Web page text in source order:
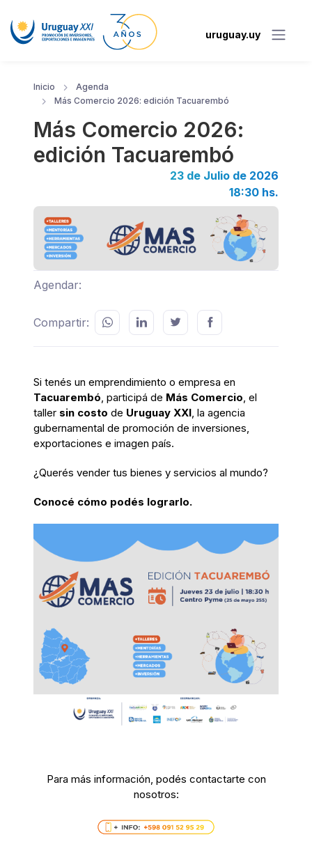
uruguay.uy
Inicio
Agenda
Más Comercio 2026: edición Tacuarembó
Más Comercio 2026:
edición Tacuarembó
23 de Julio de 2026
18:30 hs.
Agendar:
Compartir:
Si tenés un emprendimiento o empresa en
Tacuarembó, participá de Más Comercio, el
taller sin costo de Uruguay XXI, la agencia
gubernamental de promoción de inversiones,
exportaciones e imagen país.
¿Querés vender tus bienes y servicios al mundo?
Conocé cómo podés lograrlo.
Para más información, podés contactarte con
nosotros: